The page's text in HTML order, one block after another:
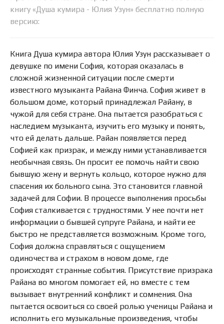
книгу «Душа кумира - Юлия Узун» бесплатно полную
версию:
Книга Душа кумира автора Юлия Узун рассказывает о
девушке по имени София, которая оказалась в
сложной жизненной ситуации после смерти
известного музыканта Райана Финча. София живет в
большом доме, который принадлежал Райану, в
чужой для себя стране. Она пытается разобраться с
наследием музыканта, изучить его музыку и понять,
что ей делать дальше. Райан появляется перед
Софией как призрак, и между ними устанавливается
необычная связь. Он просит ее помочь найти свою
бывшую жену и вернуть кольцо, которое нужно для
спасения их больного сына. Это становится главной
задачей для Софии. В процессе выполнения просьбы
София сталкивается с трудностями. У нее почти нет
информации о бывшей супруге Райана, и найти ее
быстро не представляется возможным. Кроме того,
София должна справляться с ощущением
одиночества и страхом в новом доме, где
происходят странные события. Присутствие призрака
Райана во многом помогает ей, но вместе с тем
вызывает внутренний конфликт и сомнения. Она
пытается освоиться со своей ролью ученицы Райана и
исполнить его музыкальные произведения, чтобы